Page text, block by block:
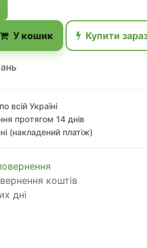
У кошик Купити
всій Україні
протягом 14 днів
(накладений платіж)
коштів
дні